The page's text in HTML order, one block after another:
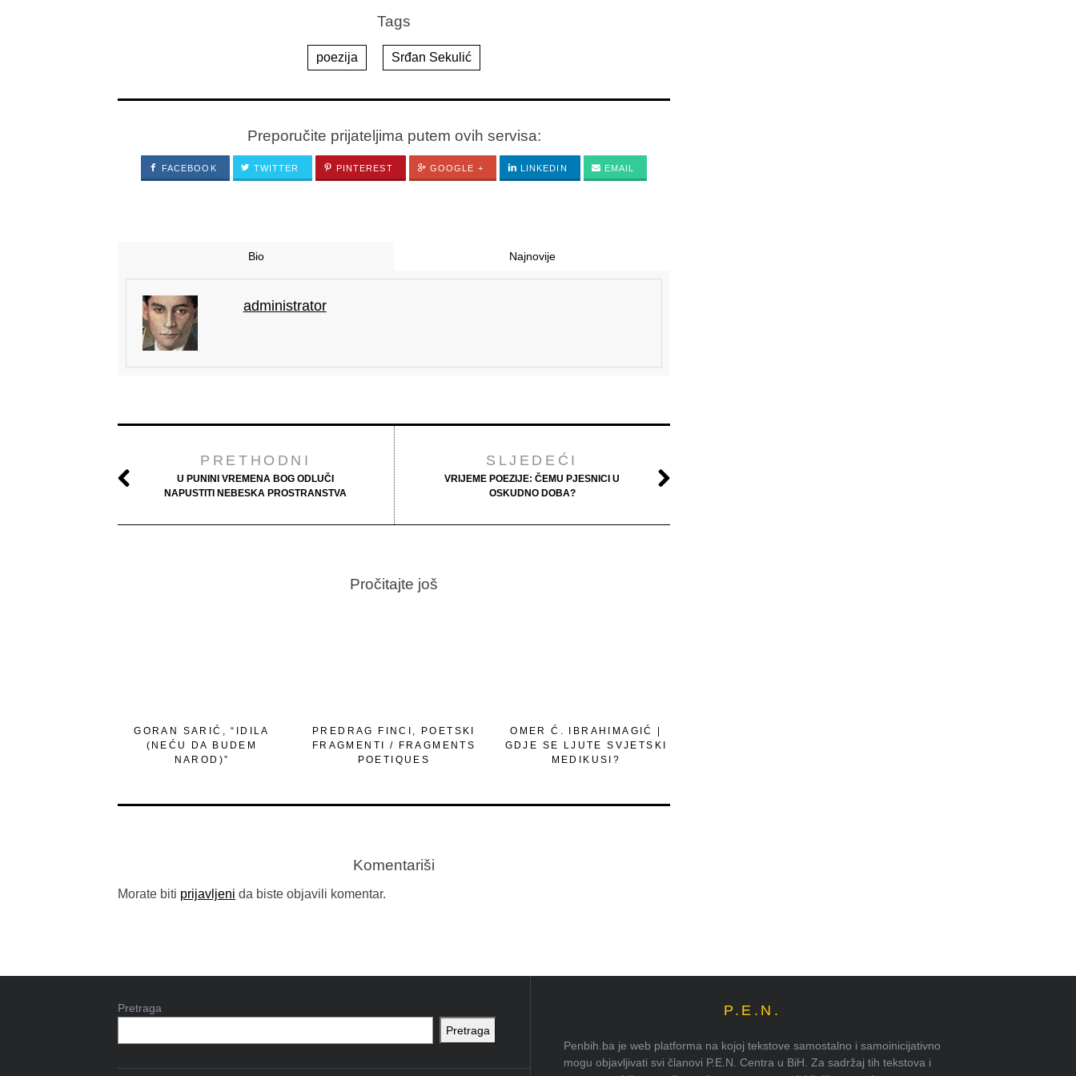
Tags
poezija Srđan Sekulić
Preporučite prijateljima putem ovih servisa:
FACEBOOK TWITTER PINTEREST GOOGLE + LINKEDIN EMAIL
Bio Najnovije
administrator
PRETHODNI
U PUNINI VREMENA BOG ODLUČI
NAPUSTITI NEBESKA PROSTRANSTVA
SLJEDEĆI
VRIJEME POEZIJE: ČEMU PJESNICI U
OSKUDNO DOBA?
Pročitajte još
GORAN SARIĆ, “IDILA
(NEĆU DA BUDEM
NAROD)”
PREDRAG FINCI, POETSKI
FRAGMENTI / FRAGMENTS
POETIQUES
OMER Ć. IBRAHIMAGIĆ |
GDJE SE LJUTE SVJETSKI
MEDIKUSI?
Komentariši
Morate biti prijavljeni da biste objavili komentar.
Pretraga
Pretraga
P.E.N.
Penbih.ba je web platforma na kojoj tekstove samostalno i samoinicijativno
mogu objavljivati svi članovi P.E.N. Centra u BiH. Za sadržaj tih tekstova i